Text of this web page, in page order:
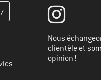
votre compte client à la
Nous
clientèle et
opinion !